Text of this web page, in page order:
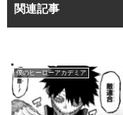
関連記事
僕のヒーローアカデミア